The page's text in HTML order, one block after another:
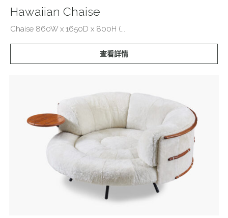
Hawaiian Chaise
Chaise 860W x 1650D x 800H (...
查看詳情